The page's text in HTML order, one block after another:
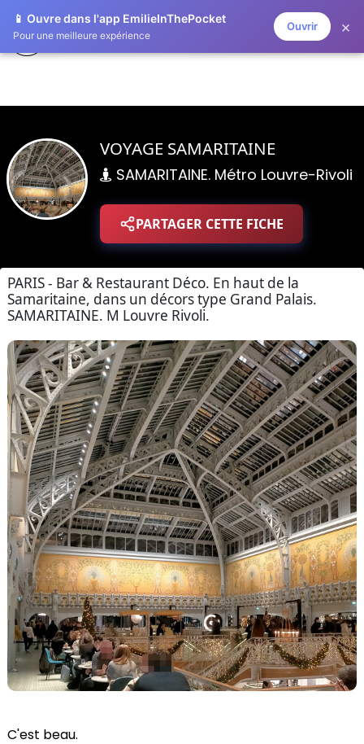
📱 Ouvre dans l'app EmilieInThePocket
Pour une meilleure expérience
Ouvrir ×
EMILIE IN THE POCKET
VOYAGE SAMARITAINE
SAMARITAINE. Métro Louvre-Rivoli
PARTAGER CETTE FICHE
PARIS - Bar & Restaurant Déco. En haut de la
Samaritaine, dans un décors type Grand Palais.
SAMARITAINE. M Louvre Rivoli.
C'est beau.